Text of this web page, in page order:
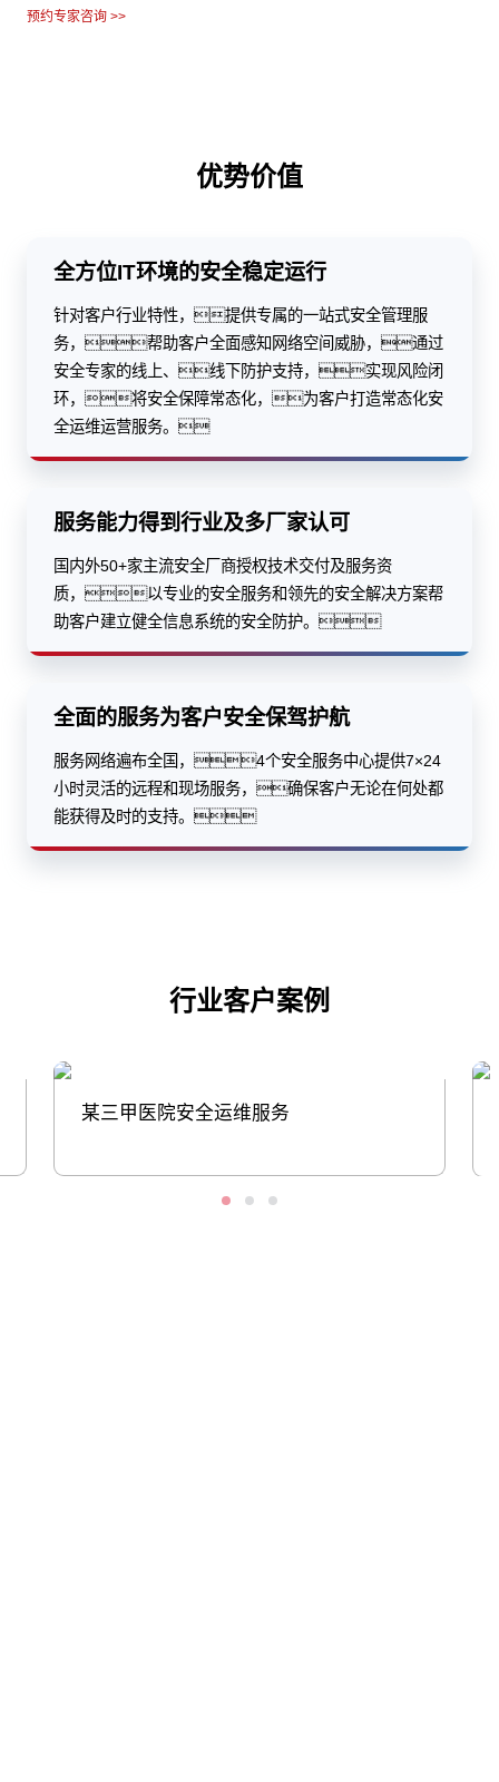
预约专家咨询 >>
优势价值
全方位IT环境的安全稳定运行
针对客户行业特性，提供专属的一站式安全管理服
务，帮助客户全面感知网络空间威胁，通过
安全专家的线上、线下防护支持，实现风险闭
环，将安全保障常态化，为客户打造常态化安
全运维运营服务。
服务能力得到行业及多厂家认可
国内外50+家主流安全厂商授权技术交付及服务资
质，以专业的安全服务和领先的安全解决方案帮
助客户建立健全信息系统的安全防护。
全面的服务为客户安全保驾护航
服务网络遍布全国，4个安全服务中心提供7×24
小时灵活的远程和现场服务，确保客户无论在何处都
能获得及时的支持。
行业客户案例
某三甲医院安全运维服务